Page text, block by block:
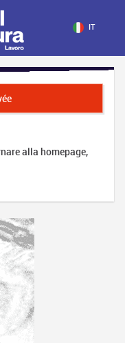
IT
alla homepage,